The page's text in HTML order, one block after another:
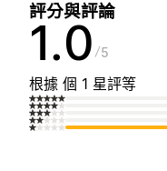
評分與評論
1.0 5
根據 個 1 星評等